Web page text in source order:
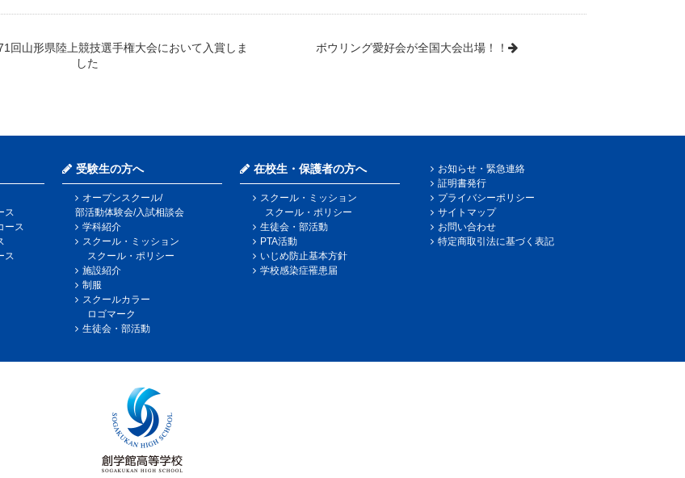
回山形県陸上競技選手権大会において入賞しま
した
ボウリング愛好会が全国大会出場！！
ス
ース
ス
受験生の方へ
オープンスクール/
部活動体験会/入試相談会
学科紹介
スクール・ミッション
スクール・ポリシー
施設紹介
制服
スクールカラー
ロゴマーク
生徒会・部活動
在校生・保護者の方へ
スクール・ミッション
スクール・ポリシー
生徒会・部活動
PTA活動
いじめ防止基本方針
学校感染症罹患届
お知らせ・緊急連絡
証明書発行
プライバシーポリシー
サイトマップ
お問い合わせ
特定商取引法に基づく表記